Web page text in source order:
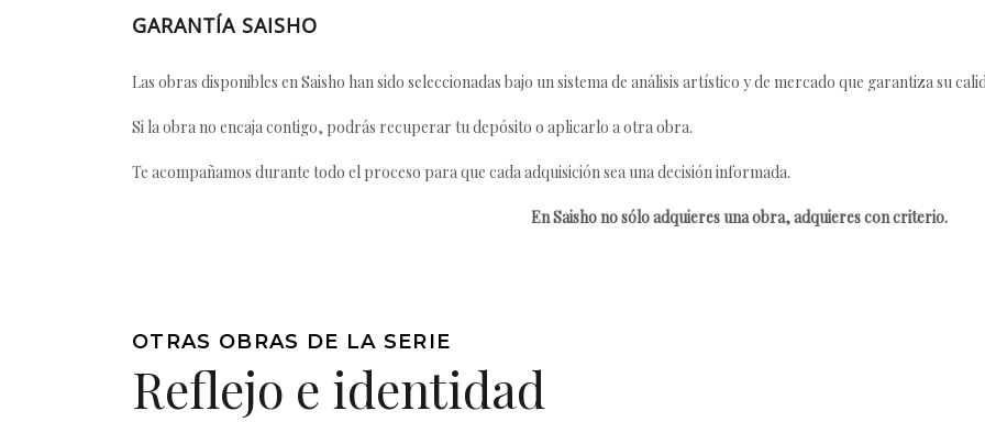
GARANTÍA SAISHO
Las obras disponibles en Saisho han sido seleccionadas bajo un sistema de análisis artístico y de mercado que garantiza su
Si la obra no encaja contigo, podrás recuperar tu depósito o aplicarlo a otra obra.
Te acompañamos durante todo el proceso para que cada adquisición sea una decisión informada.
En Saisho no sólo adquieres una obra, adquieres con criterio.
OTRAS OBRAS DE LA SERIE
Reflejo e identidad